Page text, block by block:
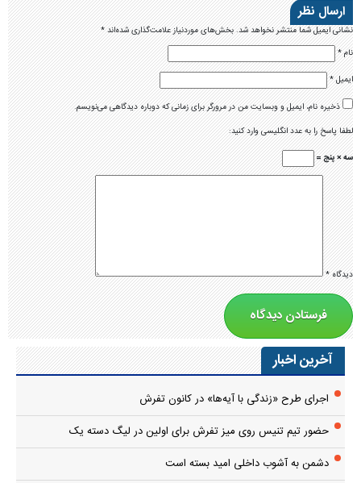
ارسال نظر
نشانی ایمیل شما منتشر نخواهد شد.بخش‌های موردنیاز علامت‌گذاری شده‌اند*
نام*
ایمیل*
ذخیره نام، ایمیل و وبسایت من در مرورگر برای زمانی که دوباره دیدگاهی می‌نویسم.
لطفا پاسخ را به عدد انگلیسی وارد کنید:
سه × پنج =
دیدگاه*
آخرین اخبار
اجرای طرح «زندگی با آیه‌ها» در کانون تفرش
حضور تیم تنیس روی میز تفرش برای اولین در لیگ دسته یک
دشمن به آشوب داخلی امید بسته است